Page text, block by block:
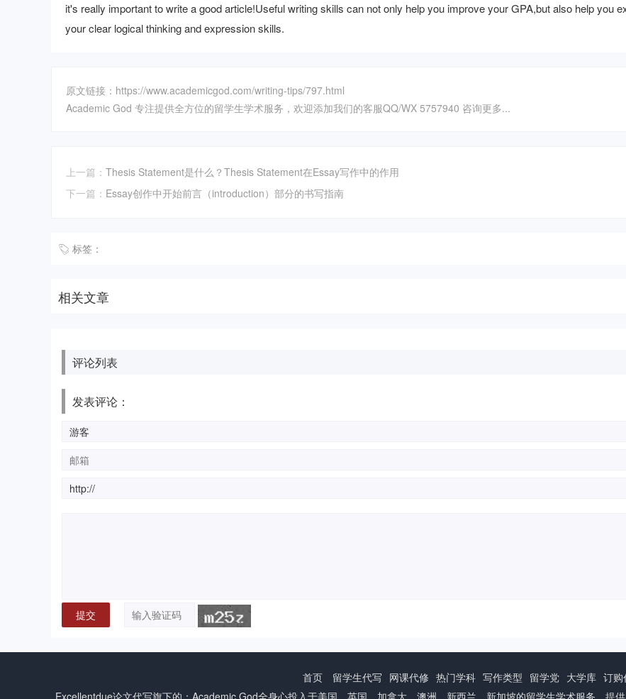
it's really important to write a good article!Useful writing skills can not only help you improve your GPA,but also help you
your clear logical thinking and expression skills.
原文链接：https://www.academicgod.com/writing-tips/797.html
Academic God 专注提供全方位的留学生学术服务，欢迎添加我们的客服QQ/WX 5757940 咨询更多...
上一篇： Thesis Statement是什么？Thesis Statement在Essay写作中的作用
下一篇： Essay创作中开始前言（introduction）部分的书写指南
标签：
相关文章
评论列表
发表评论：
首页 留学生代写 网课代修 热门学科 写作类型 留学党 大学库 订购